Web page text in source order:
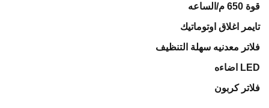
قوة 650 م/الساعه
تايمر اغلاق اوتوماتيك
فلاتر معدنيه سهلة التنظيف
LED
اضاءه
فلاتر كربون